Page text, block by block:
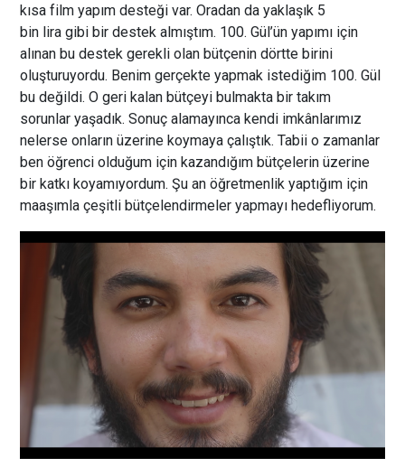
kısa film yapım desteği var. Oradan da yaklaşık 5
bin lira gibi bir destek almıştım. 100. Gül’ün yapımı için
alınan bu destek gerekli olan bütçenin dörtte birini
oluşturuyordu. Benim gerçekte yapmak istediğim 100. Gül
bu değildi. O geri kalan bütçeyi bulmakta bir takım
sorunlar yaşadık. Sonuç alamayınca kendi imkânlarımız
nelerse onların üzerine koymaya çalıştık. Tabii o zamanlar
ben öğrenci olduğum için kazandığım bütçelerin üzerine
bir katkı koyamıyordum. Şu an öğretmenlik yaptığım için
maaşımla çeşitli bütçelendirmeler yapmayı hedefliyorum.